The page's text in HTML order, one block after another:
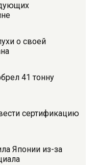
о своей
41 тонну
сертификацию
Японии из-за